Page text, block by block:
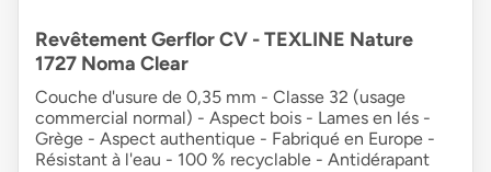
Revêtement Gerflor CV - TEXLINE Nature
1727 Noma Clear
Couche d'usure de 0,35 mm - Classe 32 (usage
commercial normal) - Aspect bois - Lames en lés -
Grège - Aspect authentique - Fabriqué en Europe -
Résistant à l'eau - 100 % recyclable - Antidérapant